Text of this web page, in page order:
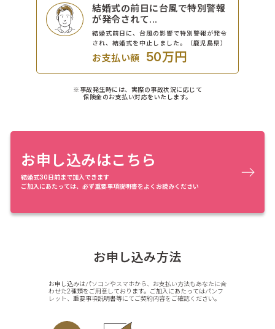
結婚式の前日に台風で特別警報
が発令されて...
結婚式前日に、台風の影響で特別警報が発令
され、結婚式を中止しました。（鹿児島県）
お支払い額 50万円
※事故発生時には、実際の事故状況に応じて
保険金のお支払い対応をいたします。
お申し込みはこちら
結婚式30日前まで加入できます
ご加入にあたっては、必ず重要事項説明書をよくお読みください
お申し込み方法
お申し込みはパソコンやスマホから、お支払い方法もあなたに合
わせた2種類をご用意しております。ご加入にあたってはパンフ
レット、重要事項説明書等にてご契約内容をご確認ください。